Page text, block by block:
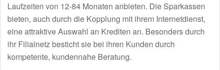
Laufzeiten von 12-84 Monaten anbieten. Die Sparkassen
bieten, auch durch die Kopplung mit ihrem Internetdienst,
eine attraktive Auswahl an Krediten an. Besonders durch
ihr Filialnetz besticht sie bei ihren Kunden durch
kompetente, kundennahe Beratung.